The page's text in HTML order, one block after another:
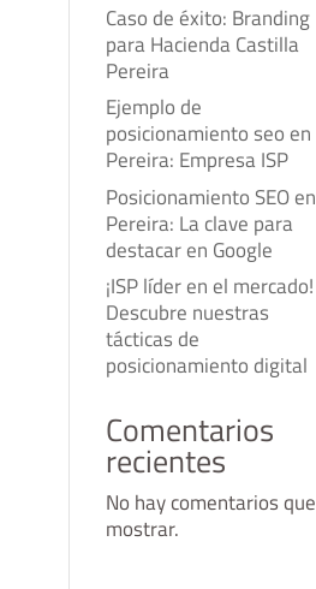
Caso de éxito: Branding
para Hacienda Castilla
Pereira
Ejemplo de
posicionamiento seo en
Pereira: Empresa ISP
Posicionamiento SEO en
Pereira: La clave para
destacar en Google
¡ISP líder en el mercado!
Descubre nuestras
tácticas de
posicionamiento digital
Comentarios
recientes
No hay comentarios que
mostrar.